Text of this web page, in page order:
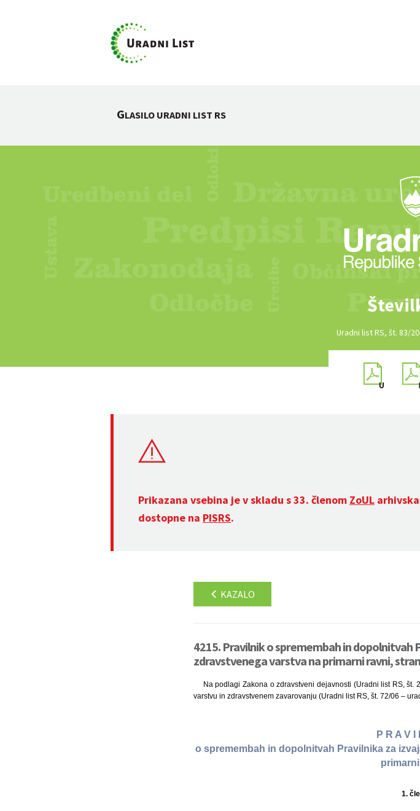
GLASILO URADNI LIST RS
Uradni list RS, št. 83/
Prikazana vsebina je v skladu s 33. členom ZoUL
dostopne na PISRS.
KAZALO
4215. Pravilnik o spremembah in dopolnitvah
zdravstvenega varstva na primarni ravni,
Na podlagi Zakona o zdravstveni dejavnosti (Uradni list RS,
varstvu in zdravstvenem zavarovanju (Uradni list RS, št. 72/06 –
P R A V I
o spremembah in dopolnitvah Pravilnika za
1.